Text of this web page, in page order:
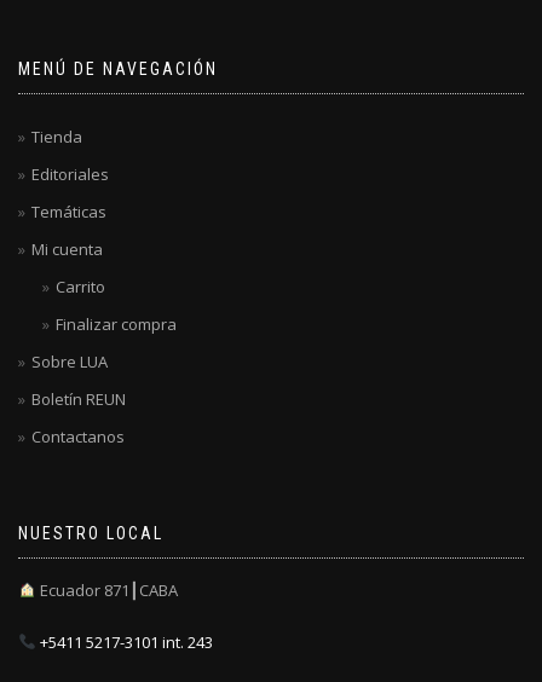
MENÚ DE NAVEGACIÓN
Tienda
Editoriales
Temáticas
Mi cuenta
Carrito
Finalizar compra
Sobre LUA
Boletín REUN
Contactanos
NUESTRO LOCAL
Ecuador 871┃CABA
+5411 5217-3101 int. 243